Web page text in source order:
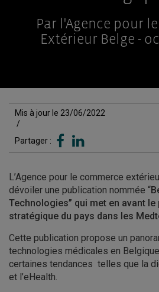
Par l'Agence pour
Extérieur Belge -
Mis à jour le 23/06/2022
/
Partager :
L’Agence pour le commerce
dévoiler une publication nommée “
Technologies” qui met en avant
stratégique du pays dans les
Cette publication propose un
technologies médicales en
certaines tendances telles que la
et l’eHealth.